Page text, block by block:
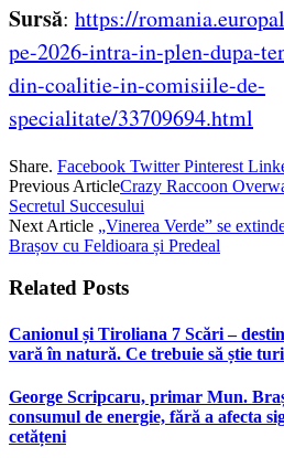
Sursă: https://
pe-2026-intra-in-plen-dupa-
din-coalitie-in-comisiile-de-
specialitate/33709694.html
Share. Facebook Twitter Pinterest
Previous ArticleCrazy Raccoon
Secretul Succesului
Next Article „Vinerea Verde” se
Brașov cu Feldioara și Predeal
Related Posts
Canionul și Tiroliana 7 Scări –
vară în natură. Ce trebuie să știe
George Scripcaru, primar Mun.
consumul de energie, fără a afecta
cetățeni